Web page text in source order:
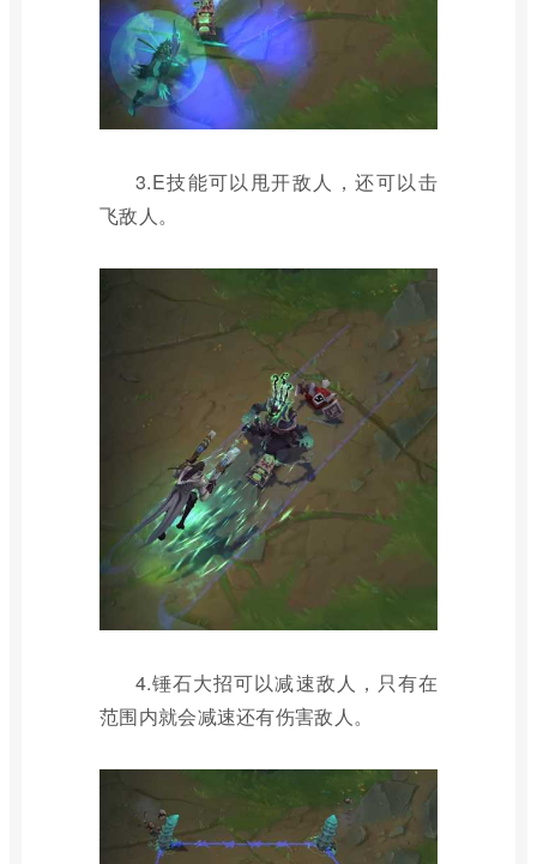
3.E技能可以甩开敌人，还可以击
飞敌人。
4.锤石大招可以减速敌人，只有在
范围内就会减速还有伤害敌人。